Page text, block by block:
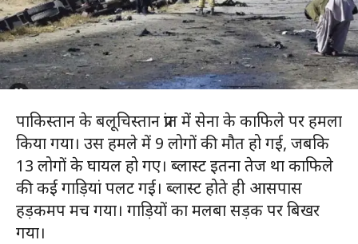
पाकिस्तान के बलूचिस्तान प्रांत में सेना के काफिले पर हमला
किया गया। उस हमले में 9 लोगों की मौत हो गई, जबकि
13 लोगों के घायल हो गए। ब्लास्ट इतना तेज था काफिले
की कई गाड़ियां पलट गई। ब्लास्ट होते ही आसपास
हड़कमप मच गया। गाड़ियों का मलबा सड़क पर बिखर
गया।